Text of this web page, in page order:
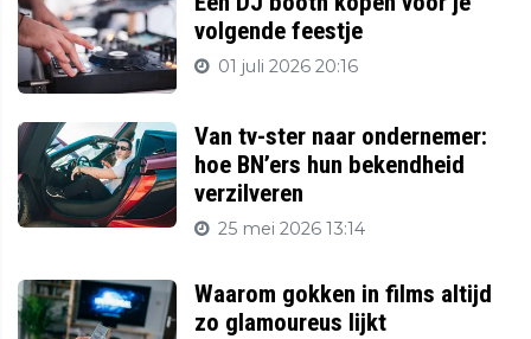
volgende feestje
01 juli 2026 20:16
Van tv-ster naar ondernemer:
hoe BN’ers hun bekendheid
verzilveren
25 mei 2026 13:14
Waarom gokken in films altijd
zo glamoureus lijkt